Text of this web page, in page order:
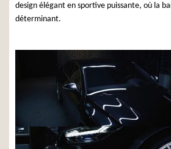
design élégant en sportive puissante, où la
déterminant.